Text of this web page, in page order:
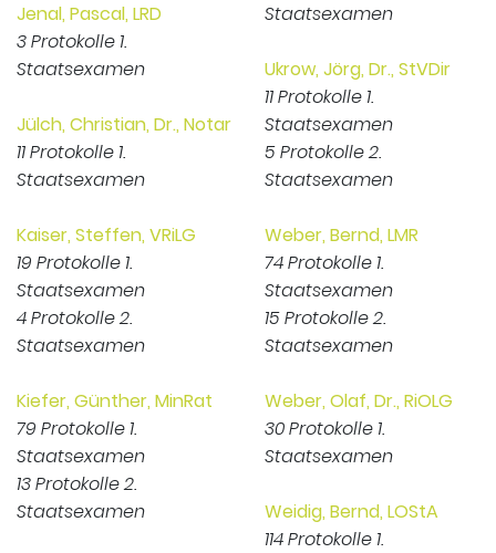
Jenal, Pascal, LRD
3 Protokolle 1.
Staatsexamen
Jülch, Christian, Dr., Notar
11 Protokolle 1.
Staatsexamen
Kaiser, Steffen, VRiLG
19 Protokolle 1.
Staatsexamen
4 Protokolle 2.
Staatsexamen
Kiefer, Günther, MinRat
79 Protokolle 1.
Staatsexamen
13 Protokolle 2.
Staatsexamen
Staatsexamen
Ukrow, Jörg, Dr., StVDir
11 Protokolle 1.
Staatsexamen
5 Protokolle 2.
Staatsexamen
Weber, Bernd, LMR
74 Protokolle 1.
Staatsexamen
15 Protokolle 2.
Staatsexamen
Weber, Olaf, Dr., RiOLG
30 Protokolle 1.
Staatsexamen
Weidig, Bernd, LOStA
114 Protokolle 1.